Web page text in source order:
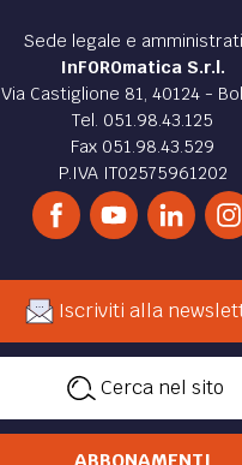
Sede legale e
InFOROmatica S.r.l.
Via Castiglione 81, 40124 -
Tel. 051.98.43.125
Fax 051.98.43.529
P.IVA IT02575961202
Iscriviti alla
Cerca nel sito